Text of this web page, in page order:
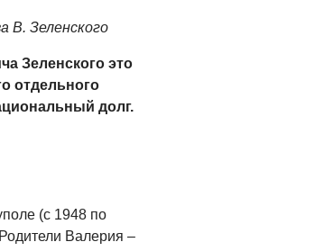
В. Зеленского
Зеленского это
отдельного
долг.
(с 1948 по
Валерия –